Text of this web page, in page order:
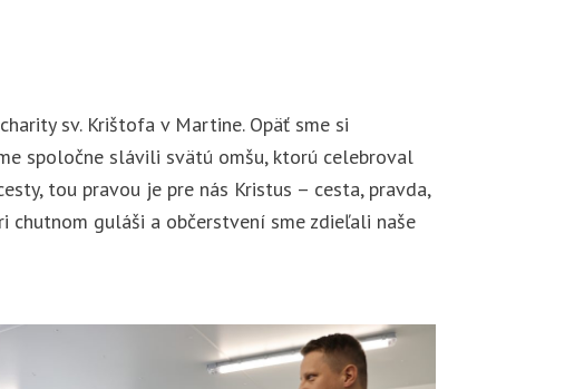
sv. Krištofa v Martine. Opäť sme si
spoločne slávili svätú omšu, ktorú celebroval
tou pravou je pre nás Kristus – cesta, pravda,
chutnom guláši a občerstvení sme zdieľali naše